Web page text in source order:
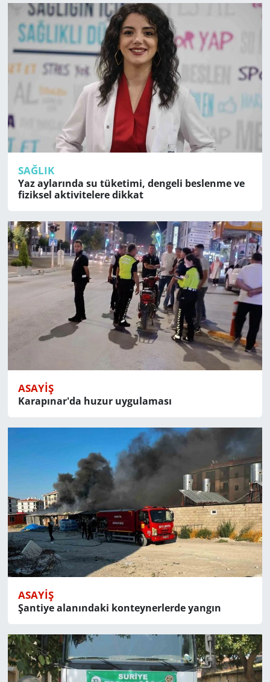
SAĞLIK
Yaz aylarında su tüketimi, dengeli beslenme ve
fiziksel aktivitelere dikkat
ASAYIŞ
Karapınar'da huzur uygulaması
ASAYIŞ
Şantiye alanındaki konteynerlerde yangın